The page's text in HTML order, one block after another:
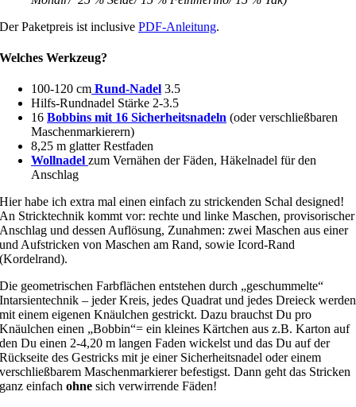
Der Paketpreis ist inclusivePDF-Anleitung.
Welches Werkzeug?
100-120 cm Rund-Nadel 3.5
Hilfs-Rundnadel Stärke 2-3.5
16Bobbins mit 16 Sicherheitsnadeln (oder verschließbaren
Maschenmarkierern)
8,25 m glatter Restfaden
Wollnadel zum Vernähen der Fäden, Häkelnadel für den
Anschlag
Hier habe ich extra mal einen einfach zu strickenden Schal designed!
An Stricktechnik kommt vor: rechte und linke Maschen, provisorischer
Anschlag und dessen Auflösung, Zunahmen: zwei Maschen aus einer
und Aufstricken von Maschen am Rand, sowie Icord-Rand
(Kordelrand).
Die geometrischen Farbflächen entstehen durch „geschummelte“
Intarsientechnik – jeder Kreis, jedes Quadrat und jedes Dreieck werden
mit einem eigenen Knäulchen gestrickt. Dazu brauchst Du pro
Knäulchen einen „Bobbin“= ein kleines Kärtchen aus z.B. Karton auf
den Du einen 2-4,20 m langen Faden wickelst und das Du auf der
Rückseite des Gestricks mit je einer Sicherheitsnadel oder einem
verschließbarem Maschenmarkierer befestigst. Dann geht das Stricken
ganz einfachohne sich verwirrende Fäden!